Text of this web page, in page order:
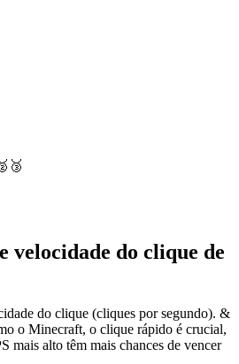
velocidade do clique de
do clique (cliques por segundo). &
o Minecraft, o clique rápido é crucial,
mais alto têm mais chances de vencer